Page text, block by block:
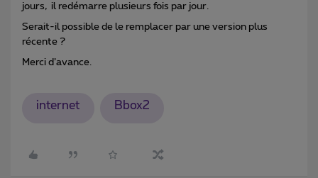
jours, il redémarre plusieurs fois par jour.
Serait-il possible de le remplacer par une version plus
récente ?
Merci d’avance.
internet Bbox2